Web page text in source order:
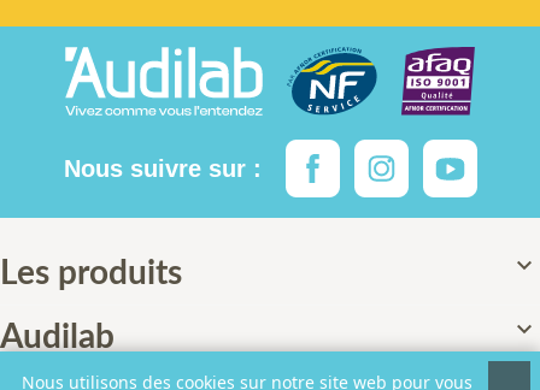
Nous suivre sur :
Les produits 
Audilab 
Nous utilisons des cookies sur notre site web pour vous